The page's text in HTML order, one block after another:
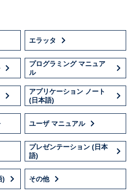
エラッタ
プログラミング マニュア
ル
アプリケーション ノート
(日本語)
ユーザ マニュアル
プレゼンテーション (日本
語)
) その他